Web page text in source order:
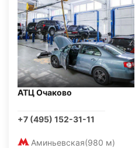
АТЦ Очаково
+7 (495) 152-31-11
Аминьевская(980 м)